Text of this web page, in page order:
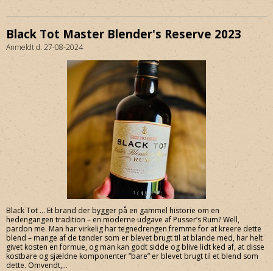
Black Tot Master Blender's Reserve 2023
Anmeldt d. 27-08-2024
Black Tot … Et brand der bygger på en gammel historie om en
hedengangen tradition – en moderne udgave af Pusser’s Rum? Well,
pardon me. Man har virkelig har tegnedrengen fremme for at kreere dette
blend – mange af de tønder som er blevet brugt til at blande med, har helt
givet kosten en formue, og man kan godt sidde og blive lidt ked af, at disse
kostbare og sjældne komponenter ”bare” er blevet brugt til et blend som
dette. Omvendt,...